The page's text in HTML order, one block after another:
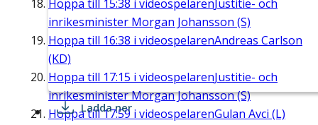
Hoppa till 15:38 i videospelarenJustitie- och
inrikesminister Morgan Johansson (S)
Hoppa till 16:38 i videospelarenAndreas Carlson
(KD)
Hoppa till 17:15 i videospelarenJustitie- och
inrikesminister Morgan Johansson (S)
Hoppa till17:59 i videospelarenGulan Avci (L)
Ladda ner